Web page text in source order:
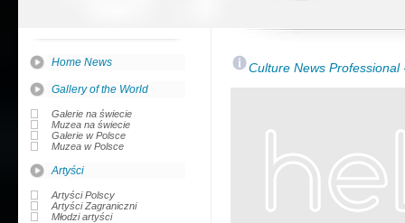
Home News
Gallery of the World
Galerie na świecie
Muzea na świecie
Galerie w Polsce
Muzea w Polsce
Artyści
Artyści Polscy
Artyści Zagraniczni
Młodzi artyści
Culture News Professional